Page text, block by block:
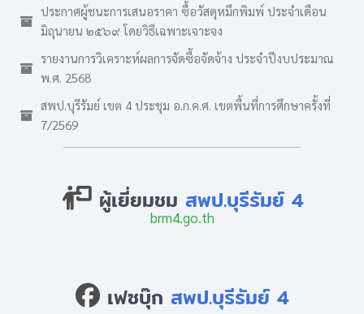
ประกาศผู้ชนะการเสนอราคา ซื้อวัสดุหมึกพิมพ์ ประจำเดือน
มิถุนายน ๒๕๖๙ โดยวิธีเฉพาะเจาะจง
รายงานการวิเคราะห์ผลการจัดซื้อจัดจ้าง ประจำปีงบประมาณ
พ.ศ. 2568
สพป.บุรีรัมย์ เขต 4 ประชุม อ.ก.ค.ศ. เขตพื้นที่การศึกษาครั้งที่
7/2569
ผู้เยี่ยมชม สพป.บุรีรัมย์ 4
brm4.go.th
เฟซบุ๊ก สพป.บุรีรัมย์ 4